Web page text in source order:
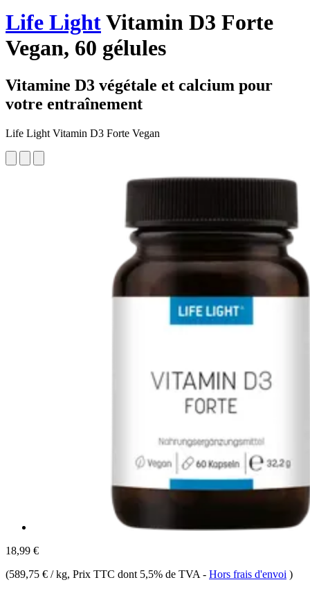
Life LightVitamin D3 Forte
Vegan, 60 gélules
Vitamine D3 végétale et calcium pour
votre entraînement
Life Light Vitamin D3 Forte Vegan
18,99 €
(589,75 € / kg, Prix TTC dont 5,5% de TVA - Hors frais d'envoi )